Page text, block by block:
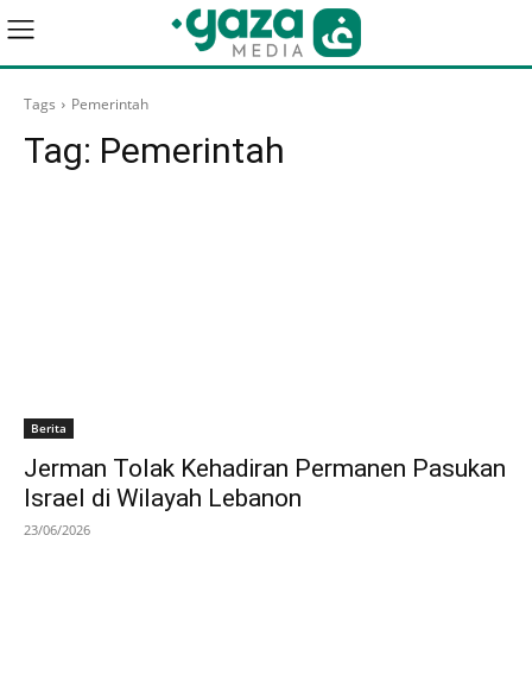
Tags Pemerintah
Tag: Pemerintah
Berita
Jerman Tolak Kehadiran Permanen Pasukan
Israel di Wilayah Lebanon
23/06/2026